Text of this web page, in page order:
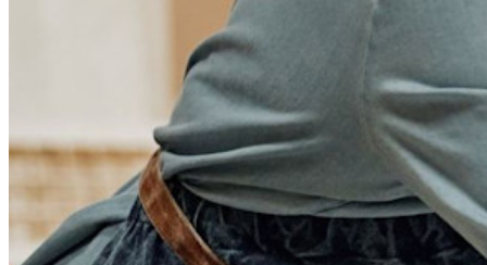
Access Intelligence
Authentificateur Bitwarden
Tarification
Télécharger
Outils et Fonctionnalités
Fonctionnalités Principales des Plans Personnels